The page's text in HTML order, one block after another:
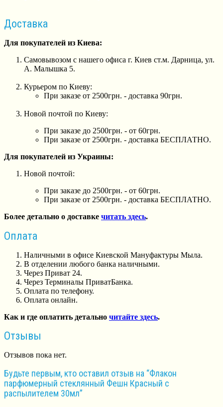
Доставка
Для покупателей из Киева:
Самовывозом с нашего офиса г. Киев ст.м. Дарница, ул.
А. Малышка 5.
Курьером по Киеву:
При заказе от 2500грн. - доставка 90грн.
Новой почтой по Киеву:
При заказе до 2500грн. - от 60грн.
При заказе от 2500грн. - доставка БЕСПЛАТНО.
Для покупателей из Украины:
Новой почтой:
При заказе до 2500грн. - от 60грн.
При заказе от 2500грн. - доставка БЕСПЛАТНО.
Более детально о доставке читать здесь.
Оплата
Наличными в офисе Киевской Мануфактуры Мыла.
В отделении любого банка наличными.
Через Приват 24.
Через Терминалы ПриватБанка.
Оплата по телефону.
Оплата онлайн.
Как и где оплатить детально читайте здесь.
Отзывы
Отзывов пока нет.
Будьте первым, кто оставил отзыв на “Флакон
парфюмерный стеклянный Фешн Красный с
распылителем 30мл”